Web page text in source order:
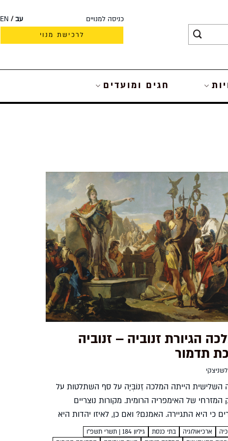
כניסה למנויים עב
EN
לרכישת מנוי
חגים ומועדים
הגיורת זנוביה – זנוביה
תדמור
השלישית הייתה המלכה זֵנוֹבְּיָה על סף השתלטות על
המזרחי של האימפריה הרומית. מקורות נוצריים
כי היא התגיירה. האמנם? ואם כן, לאיזו יהדות היא
סיפורה של זנוביה והיהדות בתקופתה חגי
ארכיאולוגיה בתי כנסת
גיליון 184 | תשרי תשפ״ו